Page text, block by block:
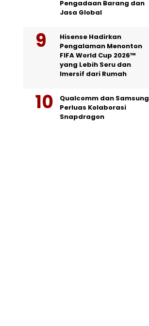
Pengadaan Barang dan
Jasa Global
Hisense Hadirkan
Pengalaman Menonton
FIFA World Cup 2026™
yang Lebih Seru dan
Imersif dari Rumah
Qualcomm dan Samsung
Perluas Kolaborasi
Snapdragon